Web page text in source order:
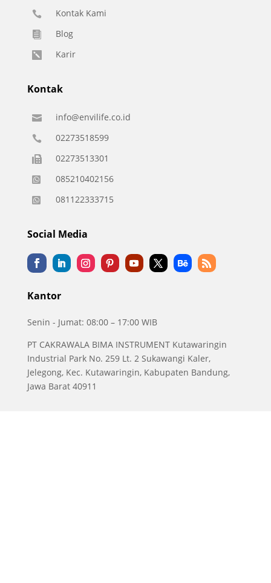
 Kontak Kami
 Blog
 Karir
Kontak
 info@envilife.co.id
 02273518599
 02273513301
 085210402156
 081122333715
Social Media
Kantor
Senin - Jumat: 08:00 – 17:00 WIB
PT CAKRAWALA BIMA INSTRUMENT Kutawaringin
Industrial Park No. 259 Lt. 2 Sukawangi Kaler,
Jelegong, Kec. Kutawaringin, Kabupaten Bandung,
Jawa Barat 40911